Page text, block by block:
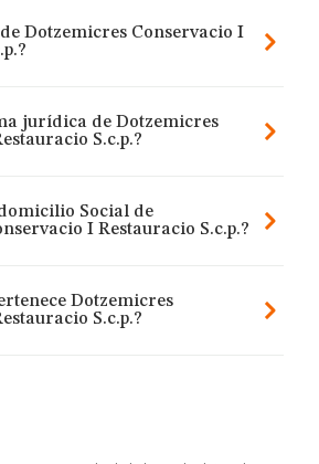
Dotzemicres Conservacio I
jurídica de Dotzemicres
S.c.p.?
Social de
I Restauracio S.c.p.?
Dotzemicres
S.c.p.?